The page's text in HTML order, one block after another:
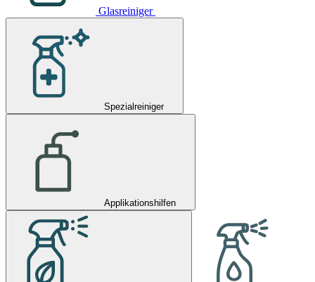
Glasreiniger
Spezialreiniger
Applikationshilfen